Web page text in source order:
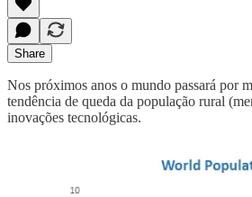
Share
Nos próximos anos o mundo passará por
tendência de queda da população rural
inovações tecnológicas.